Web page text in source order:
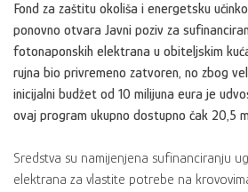
Fond za zaštitu okoliša i energetsku
ponovno otvara Javni poziv za
fotonaponskih elektrana u obiteljskim
rujna bio privremeno zatvoren, no zbog
inicijalni budžet od 10 milijuna eura je
ovaj program ukupno dostupno čak 20,5
Sredstva su namijenjena sufinanciranju
elektrana za vlastite potrebe na